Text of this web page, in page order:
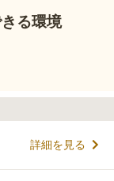
る環境
詳細を見る